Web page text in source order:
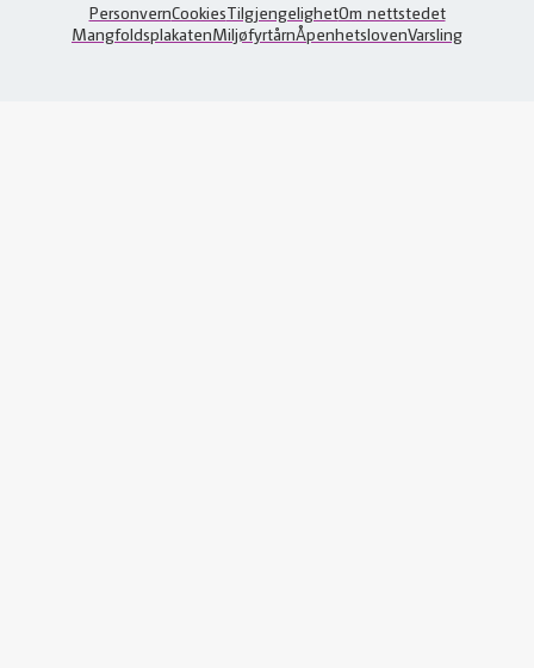
PersonvernCookiesTilgjengelighetOm nettstedet
MangfoldsplakatenMiljøfyrtårnÅpenhetslovenVarsling